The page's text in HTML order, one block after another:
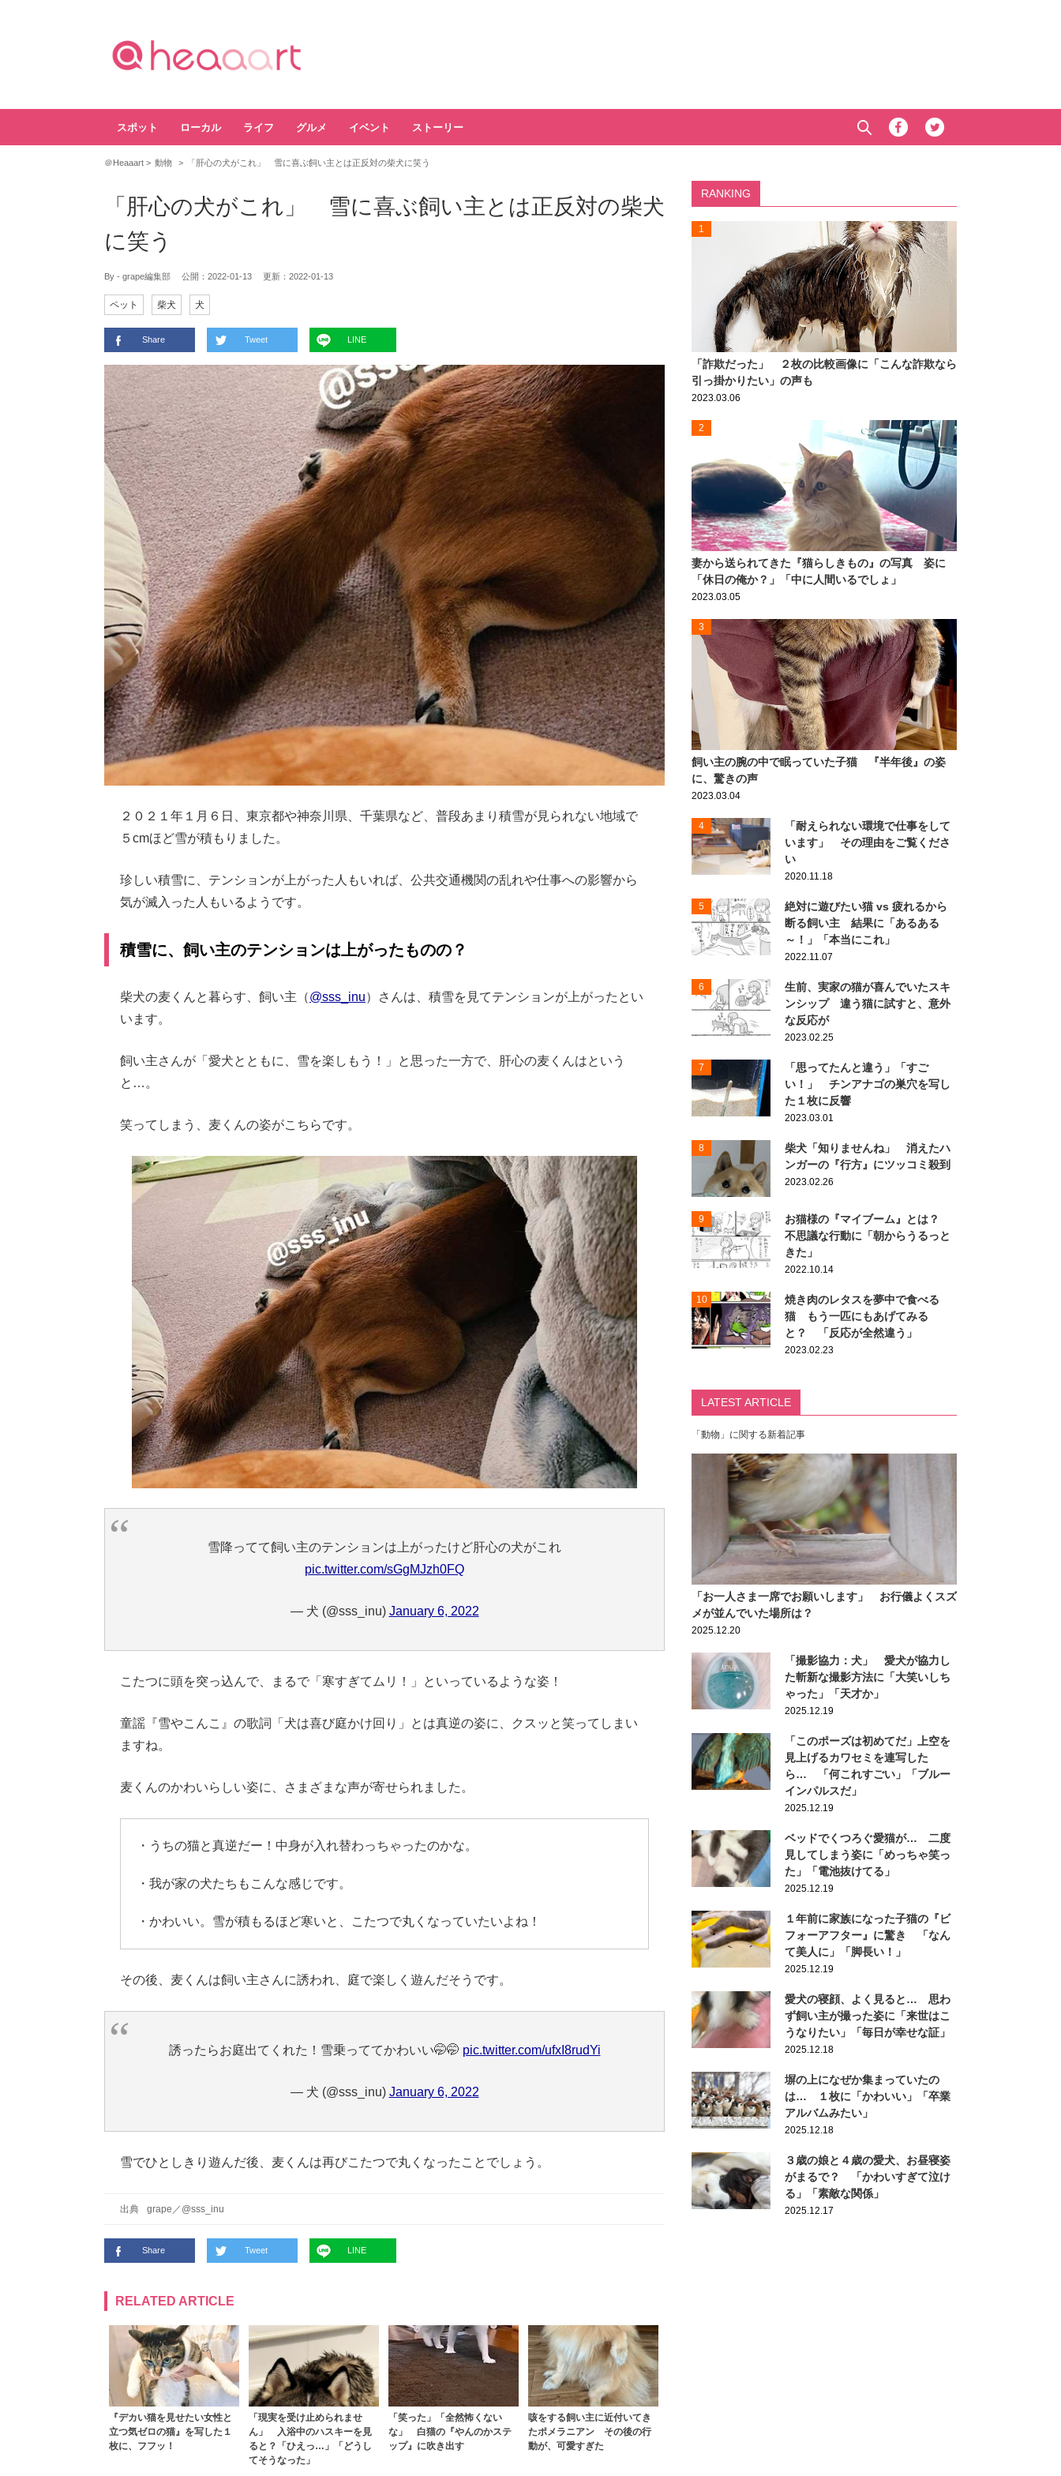
スポット ローカル ライフ グルメ イベント ストーリー
＠Heaaart 動物 「肝心の犬がこれ」 雪に喜ぶ飼い主とは正反対の柴犬に笑う
「肝心の犬がこれ」 雪に喜ぶ飼い主とは正反対の柴犬
に笑う
By - grape編集部 公開： 2022-01-13 更新： 2022-01-13
ペット 柴犬 犬
Share Tweet LINE
２０２１年１月６日、東京都や神奈川県、千葉県など、普段あまり積雪が見られない地域で
５cmほど雪が積もりました。
珍しい積雪に、テンションが上がった人もいれば、公共交通機関の乱れや仕事への影響から
気が滅入った人もいるようです。
積雪に、飼い主のテンションは上がったものの？
柴犬の麦くんと暮らす、飼い主（@sss_inu）さんは、積雪を見てテンションが上がったとい
います。
飼い主さんが「愛犬とともに、雪を楽しもう！」と思った一方で、肝心の麦くんはという
と…。
笑ってしまう、麦くんの姿がこちらです。
雪降ってて飼い主のテンションは上がったけど肝心の犬がこれ
pic.twitter.com/sGgMJzh0FQ
— 犬 (@sss_inu) January 6, 2022
こたつに頭を突っ込んで、まるで「寒すぎてムリ！」といっているような姿！
童謡『雪やこんこ』の歌詞「犬は喜び庭かけ回り」とは真逆の姿に、クスッと笑ってしまい
ますね。
麦くんのかわいらしい姿に、さまざまな声が寄せられました。
・うちの猫と真逆だー！中身が入れ替わっちゃったのかな。
・我が家の犬たちもこんな感じです。
・かわいい。雪が積もるほど寒いと、こたつで丸くなっていたいよね！
その後、麦くんは飼い主さんに誘われ、庭で楽しく遊んだそうです。
誘ったらお庭出てくれた！雪乗っててかわいい🤭🤭 pic.twitter.com/ufxI8rudYi
— 犬 (@sss_inu) January 6, 2022
雪でひとしきり遊んだ後、麦くんは再びこたつで丸くなったことでしょう。
出典 grape ／ @sss_inu
Share Tweet LINE
RELATED ARTICLE
『デカい猫を見せたい女性と
立つ気ゼロの猫』を写した１
枚に、フフッ！
「現実を受け止められませ
ん」 入浴中のハスキーを見
ると？「ひえっ…」「どうし
てそうなった」
「笑った」「全然怖くない
な」 白猫の『やんのかステ
ップ』に吹き出す
咳をする飼い主に近付いてき
たポメラニアン その後の行
動が、可愛すぎた
RANKING
1
「詐欺だった」 ２枚の比較画像に「こんな詐欺なら
引っ掛かりたい」の声も
2023.03.06
2
妻から送られてきた『猫らしきもの』の写真 姿に
「休日の俺か？」「中に人間いるでしょ」
2023.03.05
3
飼い主の腕の中で眠っていた子猫 『半年後』の姿
に、驚きの声
2023.03.04
4
「耐えられない環境で仕事をして
います」 その理由をご覧くださ
い
2020.11.18
5
絶対に遊びたい猫 vs 疲れるから
断る飼い主 結果に「あるある
～！」「本当にこれ」
2022.11.07
6
生前、実家の猫が喜んでいたスキ
ンシップ 違う猫に試すと、意外
な反応が
2023.02.25
7
「思ってたんと違う」「すご
い！」 チンアナゴの巣穴を写し
た１枚に反響
2023.03.01
8
柴犬「知りませんね」 消えたハ
ンガーの『行方』にツッコミ殺到
2023.02.26
9
お猫様の『マイブーム』とは？
不思議な行動に「朝からうるっと
きた」
2022.10.14
10
焼き肉のレタスを夢中で食べる
猫 もう一匹にもあげてみる
と？ 「反応が全然違う」
2023.02.23
LATEST ARTICLE
「動物」に関する新着記事
「お一人さま一席でお願いします」 お行儀よくスズ
メが並んでいた場所は？
2025.12.20
「撮影協力：犬」 愛犬が協力し
た斬新な撮影方法に「大笑いしち
ゃった」「天才か」
2025.12.19
「このポーズは初めてだ」上空を
見上げるカワセミを連写した
ら… 「何これすごい」「ブルー
インパルスだ」
2025.12.19
ベッドでくつろぐ愛猫が… 二度
見してしまう姿に「めっちゃ笑っ
た」「電池抜けてる」
2025.12.19
１年前に家族になった子猫の『ビ
フォーアフター』に驚き 「なん
て美人に」「脚長い！」
2025.12.19
愛犬の寝顔、よく見ると… 思わ
ず飼い主が撮った姿に「来世はこ
うなりたい」「毎日が幸せな証」
2025.12.18
塀の上になぜか集まっていたの
は… １枚に「かわいい」「卒業
アルバムみたい」
2025.12.18
３歳の娘と４歳の愛犬、お昼寝姿
がまるで？ 「かわいすぎて泣け
る」「素敵な関係」
2025.12.17